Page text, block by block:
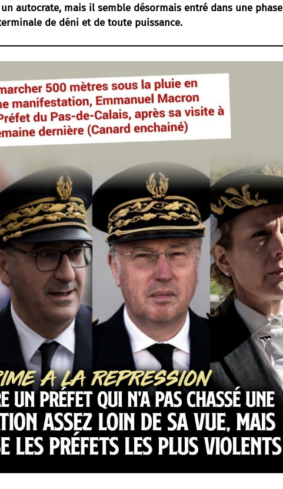
autocrate, mais il semble désormais entré dans une phase
de déni et de toute puissance.